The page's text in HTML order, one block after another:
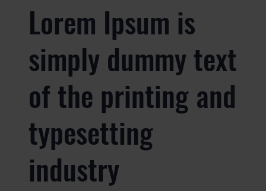
Lorem Ipsum is
simply dummy text
of the printing and
typesetting
industry